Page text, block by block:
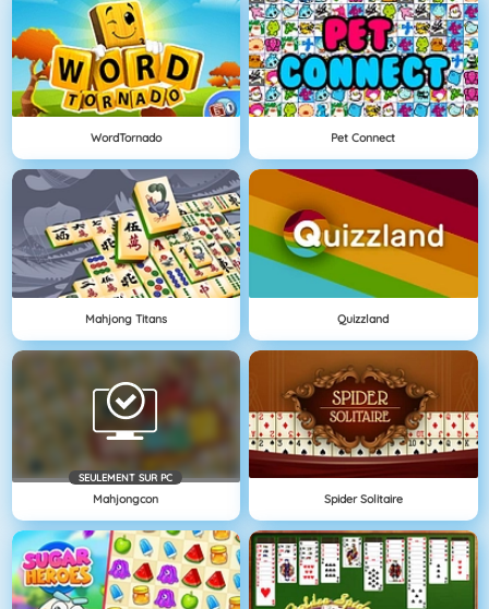
WordTornado Pet Connect
Mahjong Titans Quizzland
SEULEMENT SUR PC
Mahjongcon Spider Solitaire